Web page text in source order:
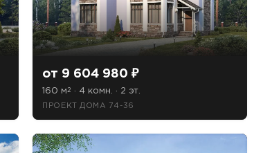
от 9 604 980 ₽
160 м2 · 4 комн. · 2 эт.
ПРОЕКТ ДОМА 74-36